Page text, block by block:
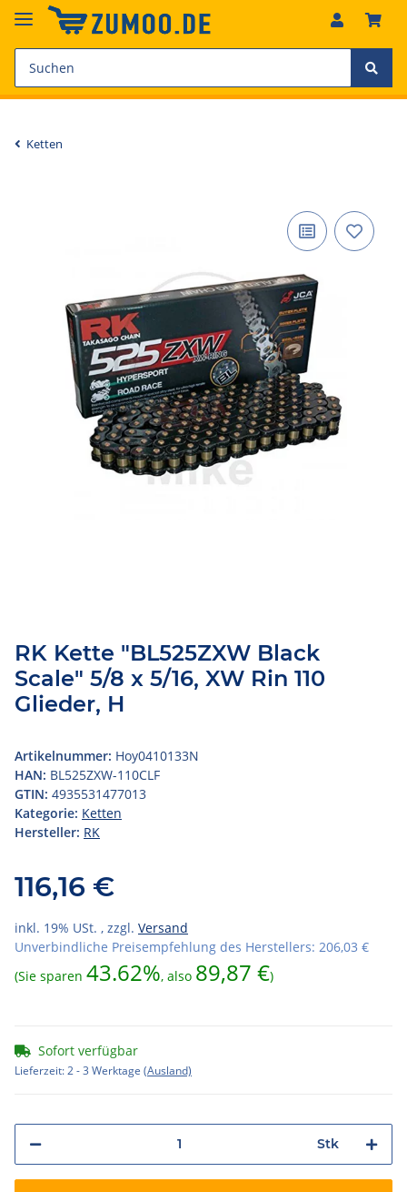
Ketten
RK Kette "BL525ZXW Black
Scale" 5/8 x 5/16, XW Rin 110
Glieder, H
Artikelnummer: Hoy0410133N
HAN: BL525ZXW-110CLF
GTIN: 4935531477013
Kategorie: Ketten
Hersteller: RK
116,16 €
inkl. 19% USt. , zzgl. Versand
Unverbindliche Preisempfehlung des Herstellers: 206,03 €
(Sie sparen 43.62%, also 89,87 €)
Sofort verfügbar
Lieferzeit:2 - 3 Werktage (Ausland)
Stk